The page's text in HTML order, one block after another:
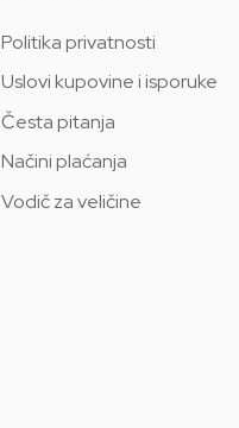
Politika privatnosti
Uslovi kupovine i isporuke
Česta pitanja
Načini plaćanja
Vodič za veličine